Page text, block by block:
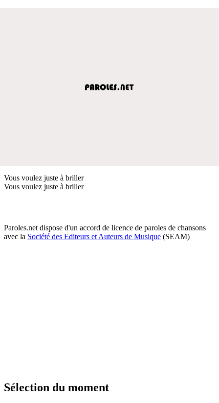
Vous voulez juste à briller
Vous voulez juste à briller
Paroles.net dispose d'un accord de licence de paroles de chansons
avec la Société des Editeurs et Auteurs de Musique (SEAM)
Sélection du moment